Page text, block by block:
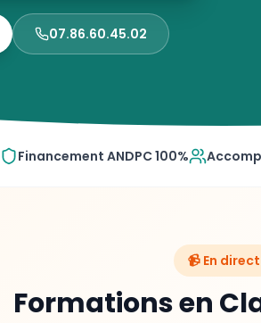
07.86.60.45.02
Financement ANDPC 100%
📹 En direct
Formations en